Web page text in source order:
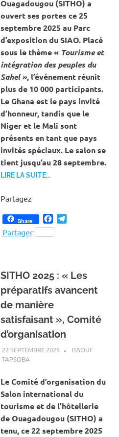
Ouagadougou (SITHO) a
ouvert ses portes ce 25
septembre 2025 au Parc
d’exposition du SIAO. Placé
sous le thème « Tourisme et
intégration des peuples du
Sahel », l’événement réunit
plus de 10 000 participants.
Le Ghana est le pays invité
d’honneur, tandis que le
Niger et le Mali sont
présents en tant que pays
invités spéciaux. Le salon se
tient jusqu’au 28 septembre.
LIRE LA SUITE…
Partagez
Share Facebook
Partager
SITHO 2025 : « Les
préparatifs avancent
de manière
satisfaisant », Comité
d’organisation
22 SEPTEMBRE 2025
ISSOUF
TAPSOBA
Le Comité d’organisation du
Salon international du
tourisme et de l’hôtellerie
de Ouagadougou (SITHO) a
tenu, ce 22 septembre 2025